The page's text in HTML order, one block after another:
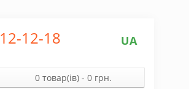
12-18 UA
0 товар(ів) - 0 грн.